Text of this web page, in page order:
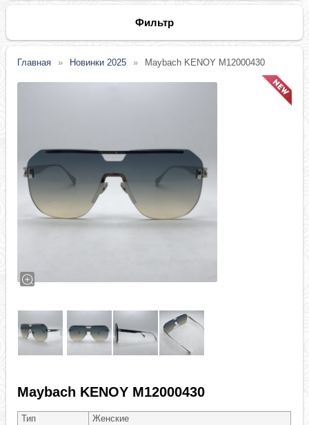
Фильтр
Главная Новинки 2025 Maybach KENOY M12000430
Maybach KENOY M12000430
Тип
Женские